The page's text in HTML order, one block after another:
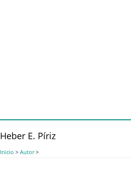
Heber E. Píriz
Inicio > Autor>